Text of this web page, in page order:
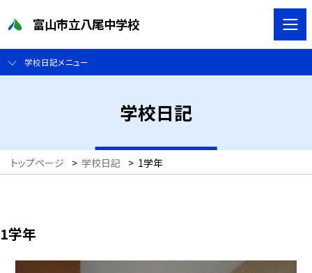
富山市立八尾中学校
学校日記メニュー
学校日記
トップページ > 学校日記 > 1学年
1学年